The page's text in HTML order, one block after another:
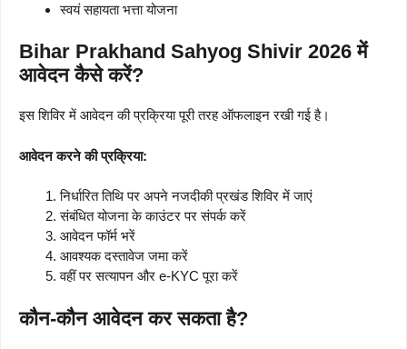
स्वयं सहायता भत्ता योजना
Bihar Prakhand Sahyog Shivir 2026 में
आवेदन कैसे करें?
इस शिविर में आवेदन की प्रक्रिया पूरी तरह ऑफलाइन रखी गई है।
आवेदन करने की प्रक्रिया:
निर्धारित तिथि पर अपने नजदीकी प्रखंड शिविर में जाएं
संबंधित योजना के काउंटर पर संपर्क करें
आवेदन फॉर्म भरें
आवश्यक दस्तावेज जमा करें
वहीं पर सत्यापन और e-KYC पूरा करें
कौन-कौन आवेदन कर सकता है?